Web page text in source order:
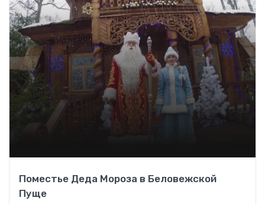
Поместье Деда Мороза в Беловежской
Пуще